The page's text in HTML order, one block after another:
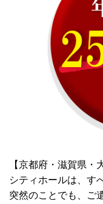
【京都府・滋賀県・
シティホールは、す
突然のことでも、ご